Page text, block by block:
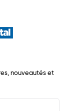
nouveautés et